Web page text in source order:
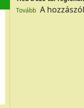
Tovább (Német verseny)
A